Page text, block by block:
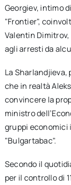
Georgiev, intimo
"Frontier",
Valentin
agli arresti da
La
che in realtà
convincere la
ministro
gruppi economici
"Bulgartabac".
Secondo il
per il controllo di